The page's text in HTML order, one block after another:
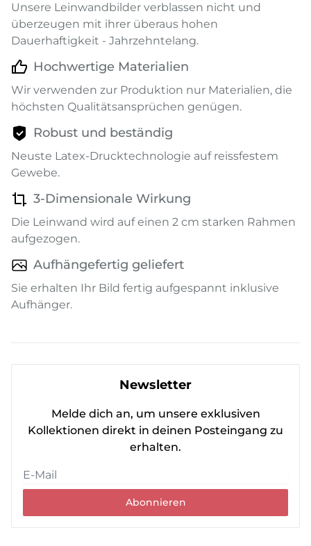
Unsere Leinwandbilder verblassen nicht und
überzeugen mit ihrer überaus hohen
Dauerhaftigkeit - Jahrzehntelang.
Hochwertige Materialien
Wir verwenden zur Produktion nur Materialien, die
höchsten Qualitätsansprüchen genügen.
Robust und beständig
Neuste Latex-Drucktechnologie auf reissfestem
Gewebe.
3-Dimensionale Wirkung
Die Leinwand wird auf einen 2 cm starken Rahmen
aufgezogen.
Aufhängefertig geliefert
Sie erhalten Ihr Bild fertig aufgespannt inklusive
Aufhänger.
Newsletter
Melde dich an, um unsere exklusiven
Kollektionen direkt in deinen Posteingang zu
erhalten.
Abonnieren